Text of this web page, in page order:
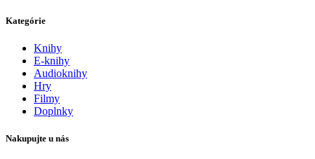
Kategórie
Knihy
E-knihy
Audioknihy
Hry
Filmy
Doplnky
Nakupujte u nás